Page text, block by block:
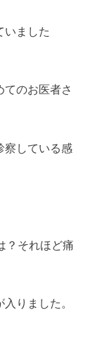
いました
のお医者さ
察している感
？それほど痛
りました。